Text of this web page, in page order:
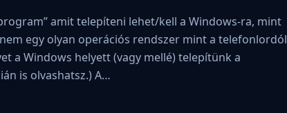
amit telepíteni lehet/kell a Windows-ra, mint
egy olyan operációs rendszer mint a telefonlordól
a Windows helyett (vagy mellé) telepítünk a
is olvashatsz.) A…